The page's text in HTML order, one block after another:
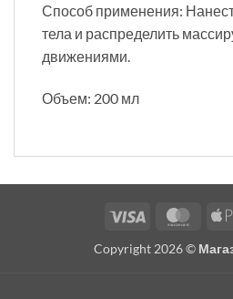
Способ применения:
тела и распределить
движениями.
Объем: 200 мл
Visa
Copyright 2026 ©